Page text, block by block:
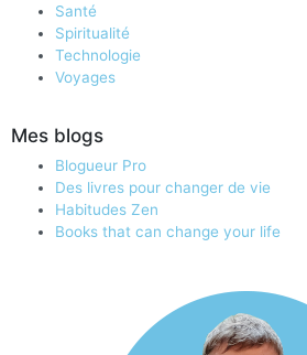
Santé
Spiritualité
Technologie
Voyages
Mes blogs
Blogueur Pro
Des livres pour changer de vie
Habitudes Zen
Books that can change your life